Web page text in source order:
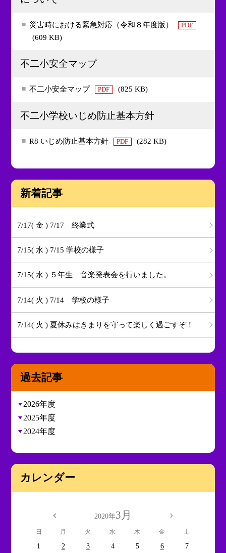
災害時における緊急対応（令和８年度版） PDF
(609 KB)
不二小安全マップ
不二小安全マップ PDF (825 KB)
不二小学校いじめ防止基本方針
R8 いじめ防止基本方針 PDF (282 KB)
新着記事
7/17( 金 ) 7/17 終業式
7/15( 水 ) 7/15 学校の様子
7/15( 水 ) ５年生 音楽発表会を行いました。
7/14( 火 ) 7/14 学校の様子
7/14( 火 ) 夏休みはきまりを守って楽しく過ごすぞ！
過去記事
2026年度
2025年度
2024年度
カレンダー
2020年3月
日 月 火 水 木 金 土
1 2 3 4 5 6 7